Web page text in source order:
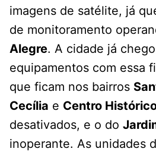
imagens de satélite, já
de monitoramento
Alegre. A cidade já
equipamentos com essa
que ficam nos bairros
Cecília e Centro
desativados, e o do
inoperante. As unidades